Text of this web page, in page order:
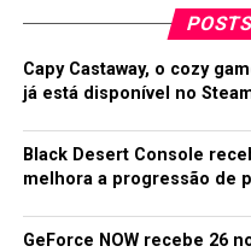
Capy Castaway, o cozy
já está disponível no
Black Desert Console
melhora a progressão de
GeForce NOW recebe 26